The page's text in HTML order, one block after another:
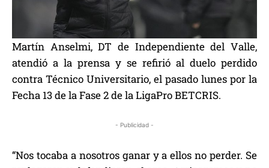
Martín Anselmi, DT de Independiente del Valle,
atendió a la prensa y se refirió al duelo perdido
contra Técnico Universitario, el pasado lunes por la
Fecha 13 de la Fase 2 de la LigaPro BETCRIS.
- Publicidad -
“Nos tocaba a nosotros ganar y a ellos no perder. Se